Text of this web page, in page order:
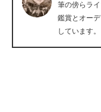
ITエンジニア向け専門
IT製品の技術・比較
筆の傍らラ
鑑賞とオー
しています。